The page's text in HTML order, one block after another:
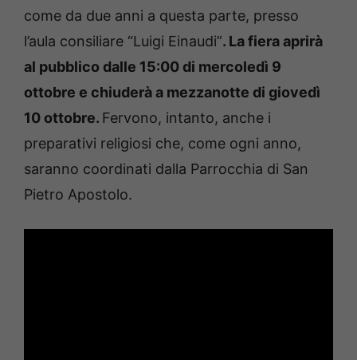
come da due anni a questa parte, presso
l’aula consiliare “Luigi Einaudi”. La fiera aprirà
al pubblico dalle 15:00 di mercoledì 9
ottobre e chiuderà a mezzanotte di giovedì
10 ottobre. Fervono, intanto, anche i
preparativi religiosi che, come ogni anno,
saranno coordinati dalla Parrocchia di San
Pietro Apostolo.